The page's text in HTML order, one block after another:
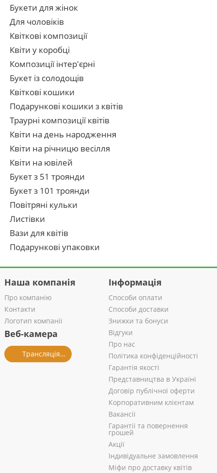
Букети для жінок
Для чоловіків
Квіткові композиції
Квіти у коробці
Композиції інтер'єрні
Букет із солодощів
Квіткові кошики
Подарункові кошики з квітів
Траурні композиції квітів
Квіти на день народження
Квіти на річницю весілля
Квіти на ювілей
Букет з 51 троянди
Букет з 101 троянди
Повітряні кульки
Листівки
Вази для квітів
Подарункові упаковки
Наша компанія
Про компанію
Контакти
Логотип компанії
Веб-камера
Трансляція із салону
Інформація
Способи оплати
Способи доставки
Знижки та бонуси
Відгуки
Про нас
Політика конфіденційності
Гарантія якості
Представництва в Україні
Договір публічної оферти
Корпоративним клієнтам
Вакансії
Гарантії та повернення
грошей
Акції
Індивідуальне замовлення
Міфи про доставку квітів